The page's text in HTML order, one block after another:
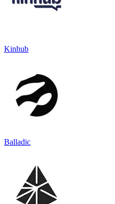
Kinhub
Balladic